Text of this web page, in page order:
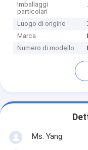
Imballaggi
particolari
Luogo di origine
Marca
Numero di modello
Ms. Yang